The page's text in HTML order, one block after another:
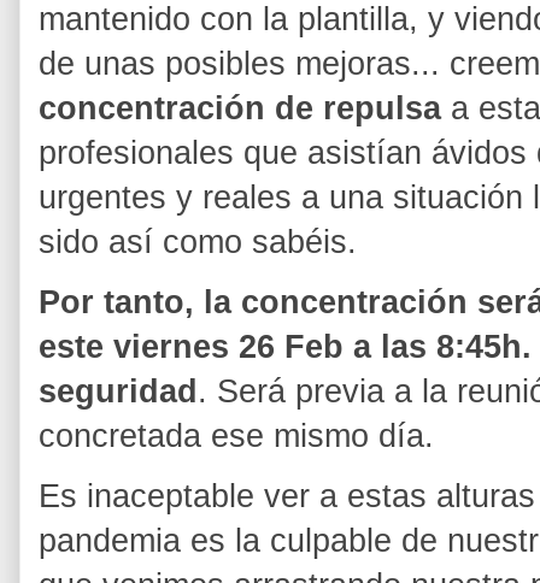
mantenido con la plantilla, y
de unas posibles mejoras...
concentración de repulsaa
profesionales que asistían
urgentes y reales a una
sido así como sabéis.
Por tanto, la concentración
este viernes 26 Feb a las
seguridad . Será previa a la
concretada ese mismo día.
Es inaceptable ver a estas
pandemia es la culpable de